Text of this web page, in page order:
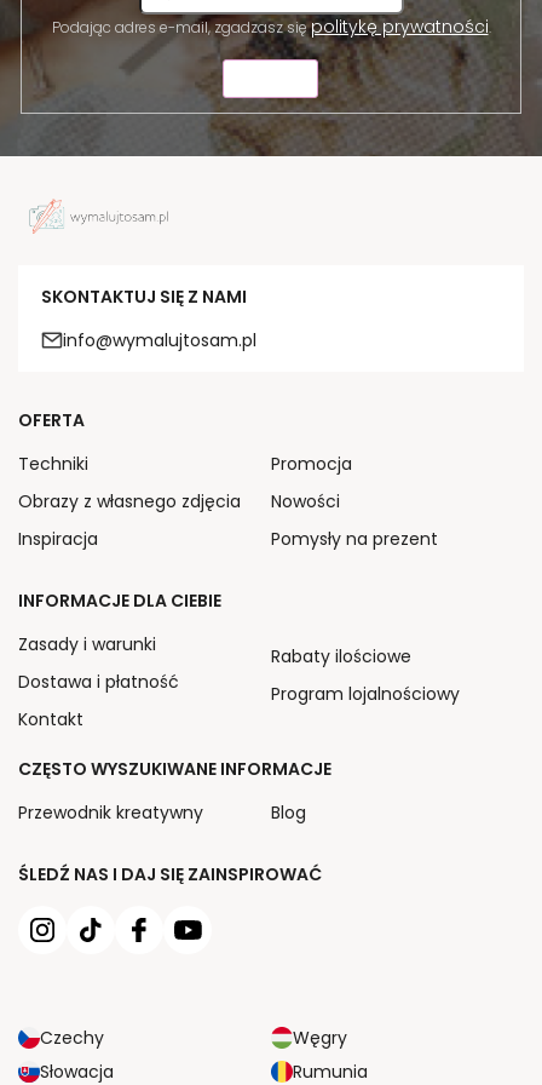
Podając adres e-mail, zgadzasz siępolitykę prywatności.
SKONTAKTUJ SIĘ Z NAMI
info@wymalujtosam.pl
ŚLEDŹ NAS I DAJ SIĘ ZAINSPIROWAĆ
Czechy
Węgry
Słowacja
Rumunia
OFERTA
Techniki
Obrazy z własnego zdjęcia
Inspiracja
Promocja
Nowości
Pomysły na prezent
INFORMACJE DLA CIEBIE
Zasady i warunki
Dostawa i płatność
Kontakt
Rabaty ilościowe
Program lojalnościowy
CZĘSTO WYSZUKIWANE INFORMACJE
Przewodnik kreatywny
Blog